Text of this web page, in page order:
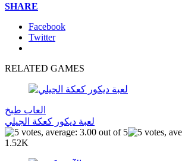
SHARE
Facebook
Twitter
RELATED GAMES
العاب طبخ
لعبة ديكور كعكة الجيلي
1.52K